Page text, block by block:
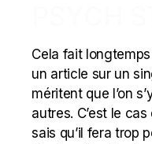
Cela fait
un article sur un
méritent que l’on
autres. C’est le
sais qu’il fera trop